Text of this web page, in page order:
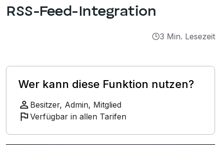
RSS-Feed-Integration
3 Min. Lesezeit
Wer kann diese Funktion nutzen?
Besitzer, Admin, Mitglied
Verfügbar in allen Tarifen